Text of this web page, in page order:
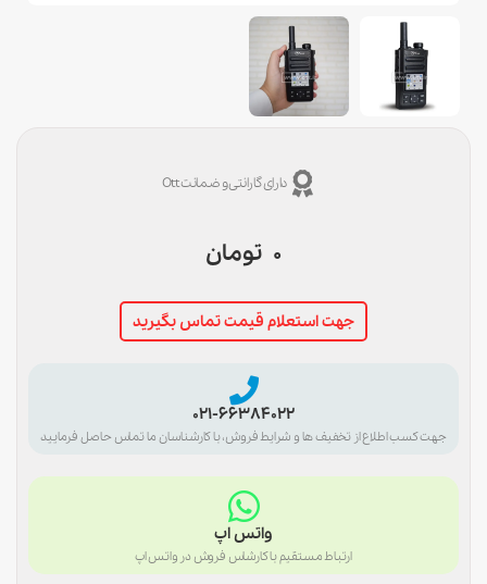
دارای گارانتی و ضمانت Ott
0 تومان
جهت استعلام قیمت تماس بگیرید
021-66384022
جهت کسب اطلاع از تخفیف ها و شرایط فروش، با کارشناسان ما تماس حاصل فرمایید
واتس اپ
ارتباط مستقیم با کارشاس فروش در واتس اپ